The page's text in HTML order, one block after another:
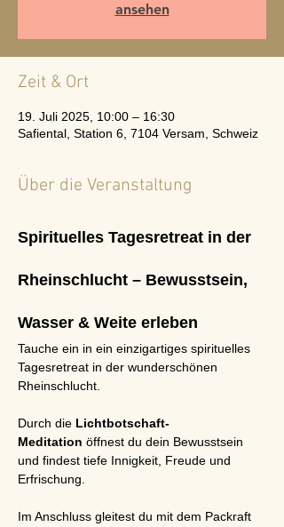
ansehen
Zeit & Ort
19. Juli 2025, 10:00 – 16:30
Safiental, Station 6, 7104 Versam, Schweiz
Über die Veranstaltung
Spirituelles Tagesretreat in der
Rheinschlucht – Bewusstsein,
Wasser & Weite erleben
Tauche ein in ein einzigartiges spirituelles
Tagesretreat in der wunderschönen
Rheinschlucht.
Durch die Lichtbotschaft-
Meditation öffnest du dein Bewusstsein
und findest tiefe Innigkeit, Freude und
Erfrischung.
Im Anschluss gleitest du mit dem Packraft